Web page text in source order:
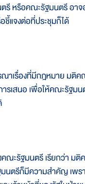
คณะรัฐมนตรี อาจอ
ชี้แจงต่อที่ประชุมก็ได้
งที่มีกฎหมาย มติคณะ
รเสนอ เพื่อให้คณะรัฐม
มนตรี เรียกว่า มติค
นตรีก็มีความสำคัญ เพ